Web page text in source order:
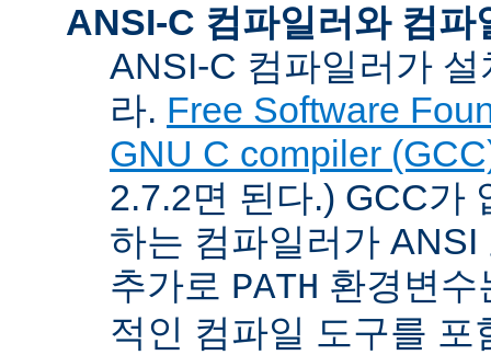
ANSI-C 컴파일러와 컴파
ANSI-C 컴파일러가
라. Free Software
GNU C compiler
2.7.2면 된다.) GCC가
하는 컴파일러가
추가로 PATH 환경변
적인 컴파일 도구를 포